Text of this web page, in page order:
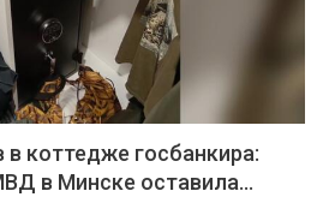
коттедже госбанкира:
в Минске оставила…